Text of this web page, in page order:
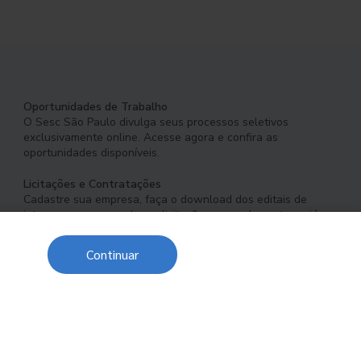
Oportunidades de Trabalho
O Sesc São Paulo divulga seus processos seletivos
exclusivamente online. Acesse agora e confira as
oportunidades disponíveis.
Licitações e Contratações
Cadastre sua empresa, faça o download dos editais de
interesse e acompanhe as licitações em andamento ou já
Continuar